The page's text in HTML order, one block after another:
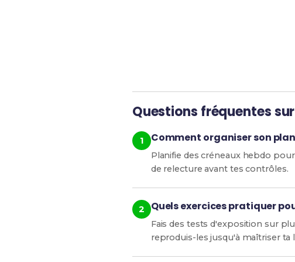
Questions fréquentes sur
Comment organiser son
Planifie des créneaux hebdo
de relecture avant tes contrôles.
Quels exercices pratiquer
Fais des tests d'exposition sur
reproduis-les jusqu'à maîtriser ta